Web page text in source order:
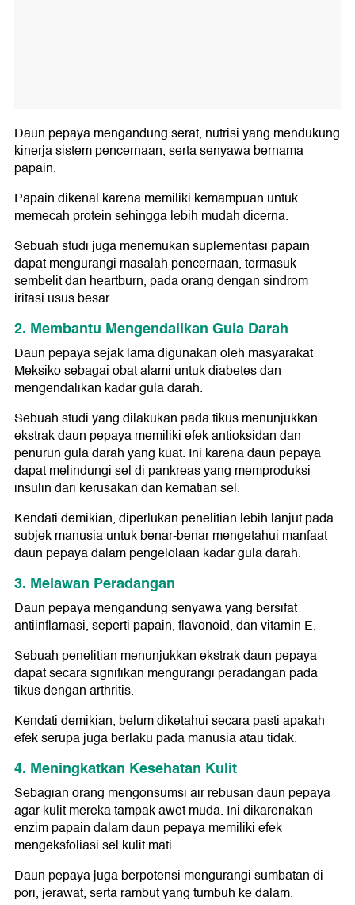
Daun pepaya mengandung serat, nutrisi yang mendukung
kinerja sistem pencernaan, serta senyawa bernama
papain.
Papain dikenal karena memiliki kemampuan untuk
memecah protein sehingga lebih mudah dicerna.
Sebuah studi juga menemukan suplementasi papain
dapat mengurangi masalah pencernaan, termasuk
sembelit dan heartburn, pada orang dengan sindrom
iritasi usus besar.
2. Membantu Mengendalikan Gula Darah
Daun pepaya sejak lama digunakan oleh masyarakat
Meksiko sebagai obat alami untuk diabetes dan
mengendalikan kadar gula darah.
Sebuah studi yang dilakukan pada tikus menunjukkan
ekstrak daun pepaya memiliki efek antioksidan dan
penurun gula darah yang kuat. Ini karena daun pepaya
dapat melindungi sel di pankreas yang memproduksi
insulin dari kerusakan dan kematian sel.
Kendati demikian, diperlukan penelitian lebih lanjut pada
subjek manusia untuk benar-benar mengetahui manfaat
daun pepaya dalam pengelolaan kadar gula darah.
3. Melawan Peradangan
Daun pepaya mengandung senyawa yang bersifat
antiinflamasi, seperti papain, flavonoid, dan vitamin E.
Sebuah penelitian menunjukkan ekstrak daun pepaya
dapat secara signifikan mengurangi peradangan pada
tikus dengan arthritis.
Kendati demikian, belum diketahui secara pasti apakah
efek serupa juga berlaku pada manusia atau tidak.
4. Meningkatkan Kesehatan Kulit
Sebagian orang mengonsumsi air rebusan daun pepaya
agar kulit mereka tampak awet muda. Ini dikarenakan
enzim papain dalam daun pepaya memiliki efek
mengeksfoliasi sel kulit mati.
Daun pepaya juga berpotensi mengurangi sumbatan di
pori, jerawat, serta rambut yang tumbuh ke dalam.